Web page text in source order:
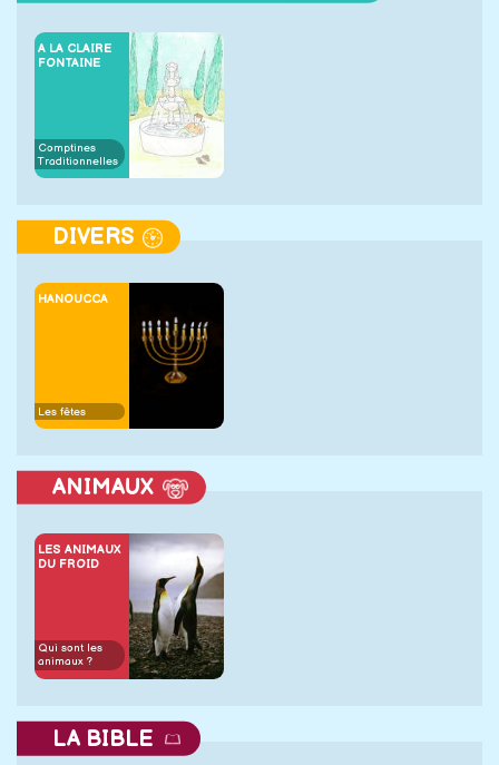
A LA CLAIRE
FONTAINE
Comptines
Traditionnelles
DIVERS
HANOUCCA
Les fêtes
ANIMAUX
LES ANIMAUX
DU FROID
Qui sont les
animaux ?
LA BIBLE